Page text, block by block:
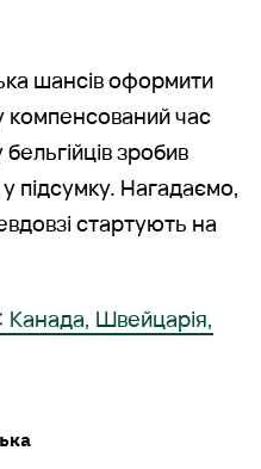
шансів оформити
час
зробив
підсумку. Нагадаємо,
стартують на
Швейцарія,